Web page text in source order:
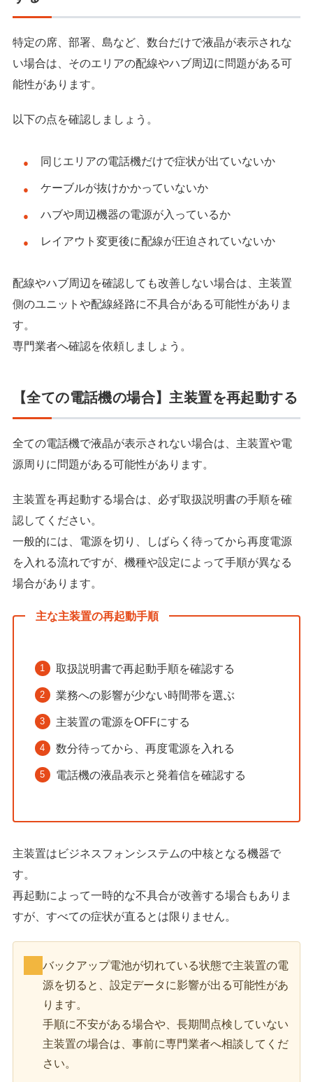
特定の席、部署、島など、数台だけで液晶が表示されな
い場合は、そのエリアの配線やハブ周辺に問題がある可
能性があります。
以下の点を確認しましょう。
同じエリアの電話機だけで症状が出ていないか
ケーブルが抜けかかっていないか
ハブや周辺機器の電源が入っているか
レイアウト変更後に配線が圧迫されていないか
配線やハブ周辺を確認しても改善しない場合は、主装置
側のユニットや配線経路に不具合がある可能性がありま
す。
専門業者へ確認を依頼しましょう。
【全ての電話機の場合】主装置を再起動する
全ての電話機で液晶が表示されない場合は、主装置や電
源周りに問題がある可能性があります。
主装置を再起動する場合は、必ず取扱説明書の手順を確
認してください。
一般的には、電源を切り、しばらく待ってから再度電源
を入れる流れですが、機種や設定によって手順が異なる
場合があります。
主な主装置の再起動手順
取扱説明書で再起動手順を確認する
業務への影響が少ない時間帯を選ぶ
主装置の電源をOFFにする
数分待ってから、再度電源を入れる
電話機の液晶表示と発着信を確認する
主装置はビジネスフォンシステムの中核となる機器で
す。
再起動によって一時的な不具合が改善する場合もありま
すが、すべての症状が直るとは限りません。
バックアップ電池が切れている状態で主装置の電
源を切ると、設定データに影響が出る可能性があ
ります。
手順に不安がある場合や、長期間点検していない
主装置の場合は、事前に専門業者へ相談してくだ
さい。